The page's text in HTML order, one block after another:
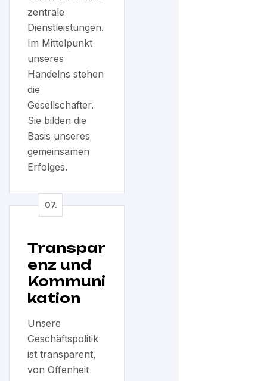
zentrale
Dienstleistungen.
Im Mittelpunkt
unseres
Handelns stehen
die
Gesellschafter.
Sie bilden die
Basis unseres
gemeinsamen
Erfolges.
Transpar
enz und
Kommuni
kation
Unsere
Geschäftspolitik
ist transparent,
von Offenheit